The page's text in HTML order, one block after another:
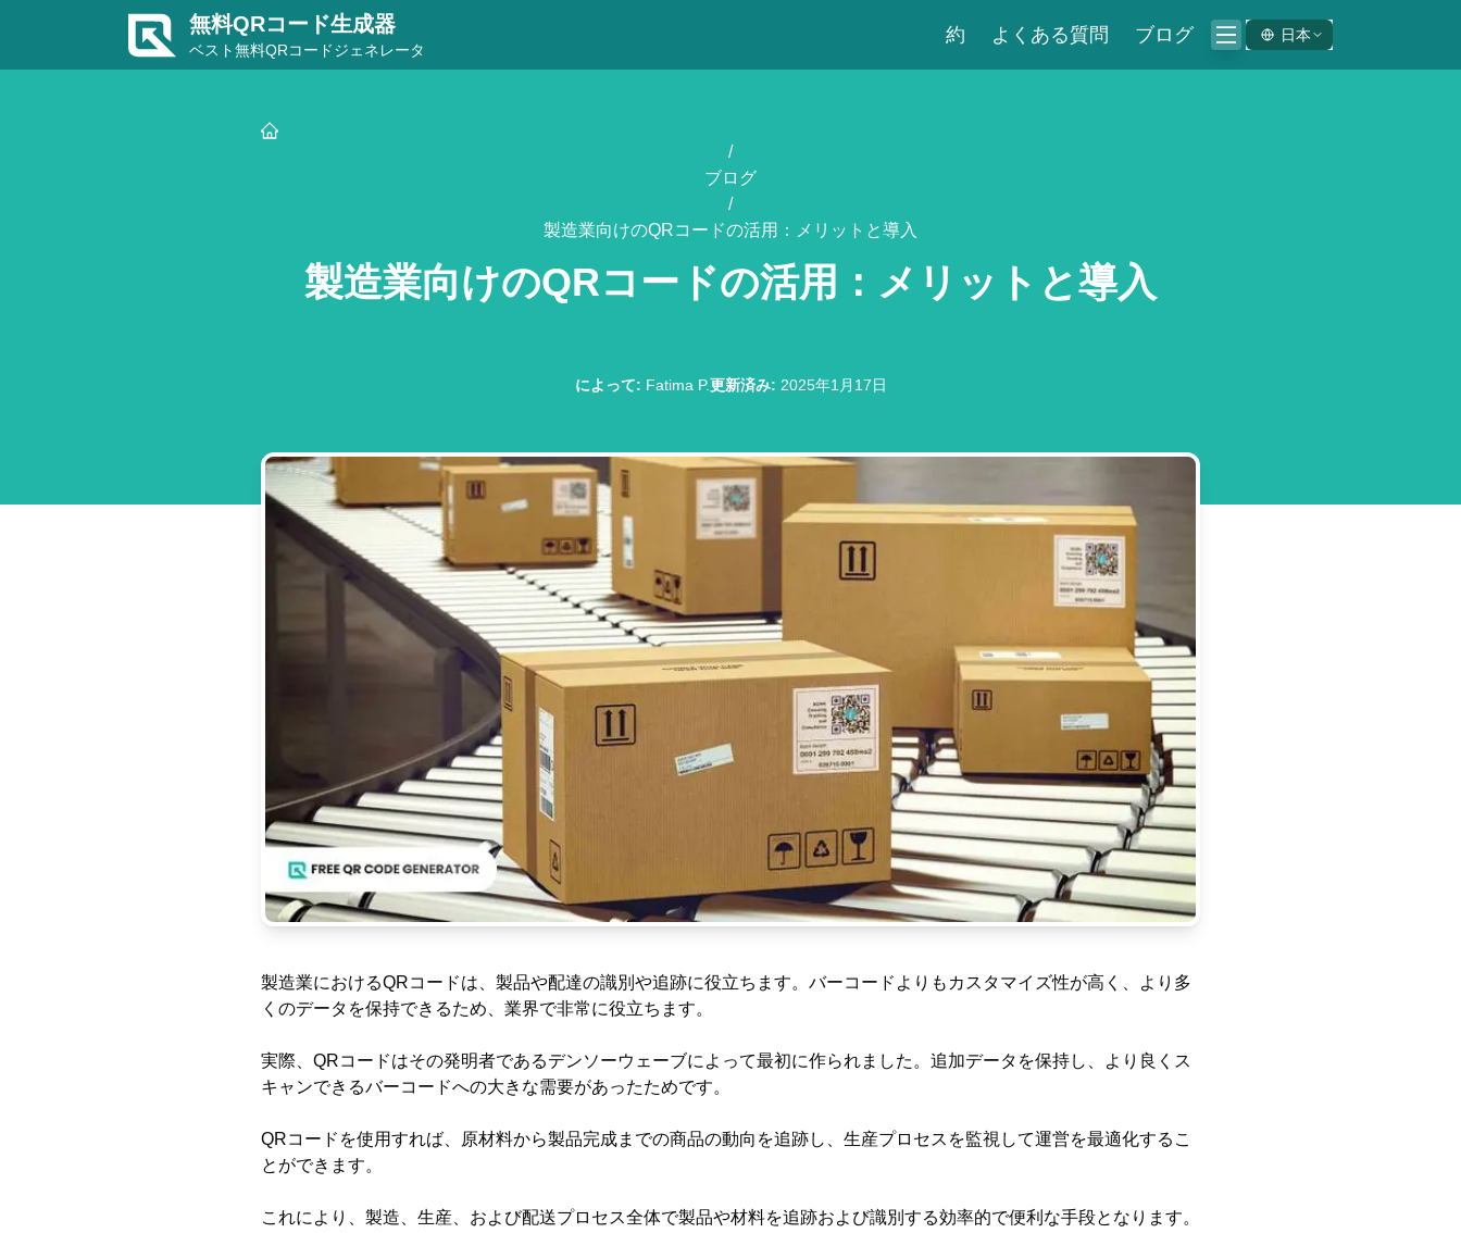
無料QRコード生成器
ベスト無料QRコードジェネレータ
約 よくある質問 ブログ 日本
/
ブログ
/
製造業向けのQRコードの活用：メリットと導入
製造業向けのQRコードの活用：メリットと導入
によって: Fatima P.更新済み: 2025年1月17日
製造業におけるQRコードは、製品や配達の識別や追跡に役立ちます。バーコードよりもカスタマイズ性が高く、より多
くのデータを保持できるため、業界で非常に役立ちます。
実際、QRコードはその発明者であるデンソーウェーブによって最初に作られました。追加データを保持し、より良くス
キャンできるバーコードへの大きな需要があったためです。
QRコードを使用すれば、原材料から製品完成までの商品の動向を追跡し、生産プロセスを監視して運営を最適化するこ
とができます。
これにより、製造、生産、および配送プロセス全体で製品や材料を追跡および識別する効率的で便利な手段となります。